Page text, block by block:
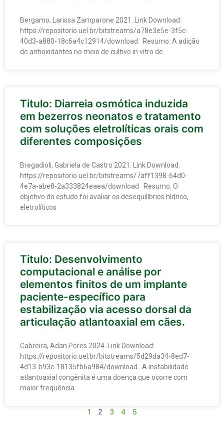
Bergamo, Larissa Zamparone 2021. Link Download:
https://repositorio.uel.br/bitstreams/a78e3e5e-3f5c-
40d3-a880-18c6a4c12914/download Resumo: A adição
de antioxidantes no meio de cultivo in vitro de
Titulo: Diarreia osmótica induzida
em bezerros neonatos e tratamento
com soluções eletrolíticas orais com
diferentes composições
Bregadioli, Gabriela de Castro 2021. Link Download:
https://repositorio.uel.br/bitstreams/7aff1398-64d0-
4e7a-abe8-2a333824eaea/download Resumo: O
objetivo do estudo foi avaliar os desequilíbrios hídrico,
eletrolíticos
Titulo: Desenvolvimento
computacional e análise por
elementos finitos de um implante
paciente-específico para
estabilização via acesso dorsal da
articulação atlantoaxial em cães.
Cabreira, Adan Peres 2024. Link Download:
https://repositorio.uel.br/bitstreams/5d29da34-8ed7-
4d13-b93c-18135fb6a984/download A instabilidade
atlantoaxial congênita é uma doença que ocorre com
maior frequência
1 2 3 4 5